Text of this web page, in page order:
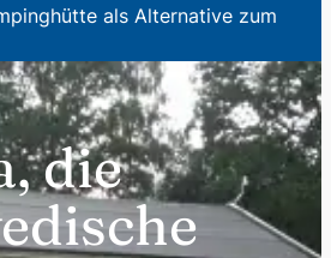
als Alternative zum
die